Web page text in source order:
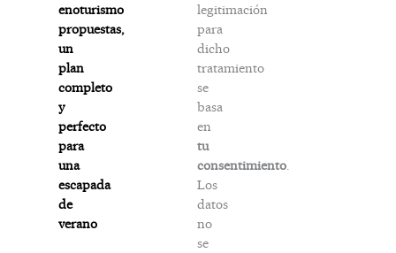
enoturismo
propuestas,
un
plan
completo
y
perfecto
para
una
escapada
de
verano
legitimación
para
dicho
tratamiento
se
basa
en
tu
consentimiento
Los
datos
no
se